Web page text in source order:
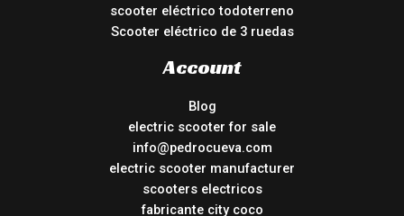
scooter eléctrico todoterreno
Scooter eléctrico de 3 ruedas
Account
Blog
electric scooter for sale
info@pedrocueva.com
electric scooter manufacturer
scooters electricos
fabricante city coco